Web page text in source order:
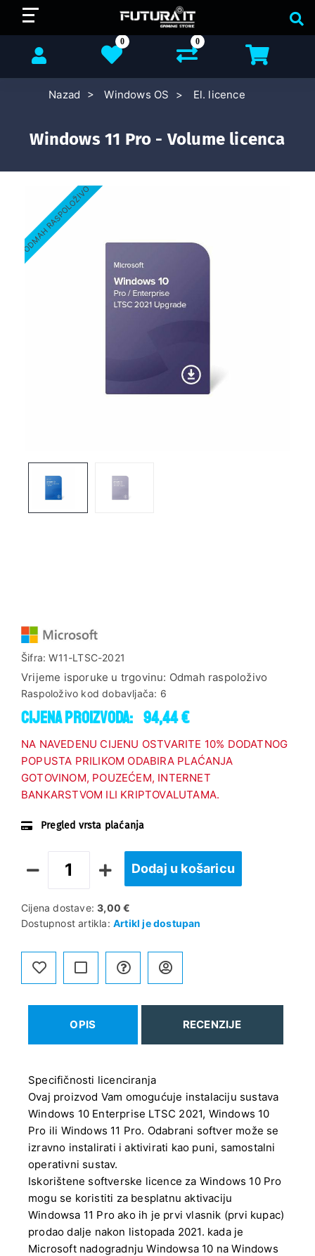
0
0
Nazad Windows OS El. licence
Windows 11 Pro - Volume licenca
ODMAH RASPOLOŽIVO
Šifra:W11-LTSC-2021
Vrijeme isporuke u trgovinu: Odmah raspoloživo
Raspoloživo kod dobavljača: 6
Cijena proizvoda: 94,44 €
NA NAVEDENU CIJENU OSTVARITE 10% DODATNOG
POPUSTA PRILIKOM ODABIRA PLAĆANJA
GOTOVINOM, POUZEĆEM, INTERNET
BANKARSTVOM ILI KRIPTOVALUTAMA.
Pregled vrsta plaćanja
Dodaj u košaricu
Cijena dostave:3,00 €
Dostupnost artikla: Artikl je dostupan
OPIS RECENZIJE
Specifičnosti licenciranja
Ovaj proizvod Vam omogućuje instalaciju sustava
Windows 10 Enterprise LTSC 2021, Windows 10
Pro ili Windows 11 Pro. Odabrani softver može se
izravno instalirati i aktivirati kao puni, samostalni
operativni sustav.
Iskorištene softverske licence za Windows 10 Pro
mogu se koristiti za besplatnu aktivaciju
Windowsa 11 Pro ako ih je prvi vlasnik (prvi kupac)
prodao dalje nakon listopada 2021. kada je
Microsoft nadogradnju Windowsa 10 na Windows